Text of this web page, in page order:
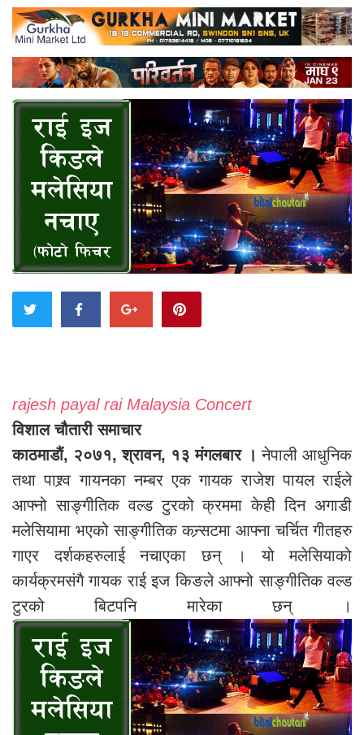
rajesh payal rai Malaysia Concert
विशाल चौतारी समाचार
काठमाडौं, २०७१, श्रावन, १३ मंगलबार । नेपाली आधुनिक
तथा पाश्र्व गायनका नम्बर एक गायक राजेश पायल राईले
आफ्नो साङ्गीतिक वल्ड टुरको क्रममा केही दिन अगाडी
मलेसियामा भएको साङ्गीतिक कन्र्सटमा आफ्ना चर्चित गीतहरु
गाएर दर्शकहरुलाई नचाएका छन् । यो मलेसियाको
कार्यक्रमसंगै गायक राई इज किङले आफ्नो साङ्गीतिक वल्ड
टुरको बिटपनि मारेका छन् ।